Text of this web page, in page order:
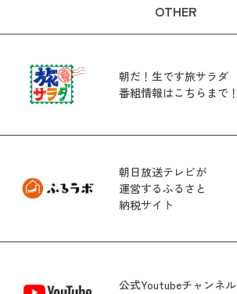
OTHER
朝だ！生です旅サラダ
番組情報はこちらまで！
朝日放送テレビが
運営するふるさと
納税サイト
公式Youtubeチャンネル